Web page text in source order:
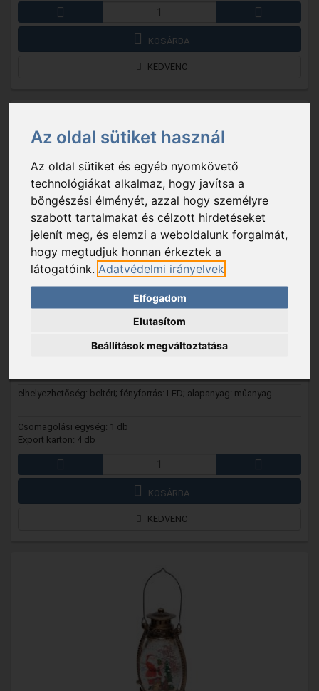
Az oldal sütiket használ
Az oldal sütiket és egyéb nyomkövető
technológiákat alkalmaz, hogy javítsa a
böngészési élményét, azzal hogy személyre
szabott tartalmakat és célzott hirdetéseket
jelenít meg, és elemzi a weboldalunk forgalmát,
hogy megtudjuk honnan érkeztek a
látogatóink. Adatvédelmi irányelvek
Elfogadom
Elutasítom
Beállítások megváltoztatása
KOSÁRBA
KEDVENC
LTN 16- Home LTN 16 lámpás vízkeveréssel, csillámokkal,
mikulás, LED, kapcsolható, 3 funkció, műanyag, beltéri
elhelyezhetőség: beltéri; fényforrás: LED; alapanyag: műanyag
Csomagolási egység: 1 db
Export karton: 4 db
KOSÁRBA
KEDVENC